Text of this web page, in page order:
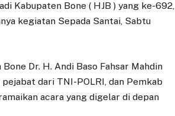
Kabupaten Bone ( HJB ) yang ke-692,
kegiatan Sepada Santai, Sabtu
Dr. H. Andi Baso Fahsar Mahdin
dari TNI-POLRI, dan Pemkab
acara yang digelar di depan